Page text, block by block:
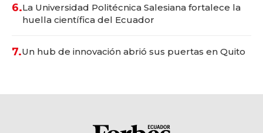
6.La Universidad Politécnica Salesiana fortalece la
huella científica del Ecuador
7.Un hub de innovación abrió sus puertas en Quito